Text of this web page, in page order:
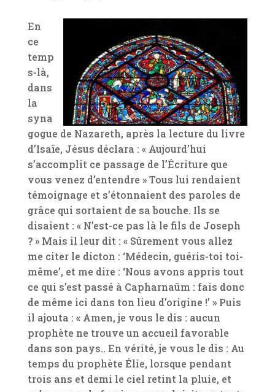
En
ce
temp
s-là,
dans
la
syna
gogue de Nazareth, après la lecture du livre
d’Isaïe, Jésus déclara : « Aujourd’hui
s’accomplit ce passage de l’Écriture que
vous venez d’entendre » Tous lui rendaient
témoignage et s’étonnaient des paroles de
grâce qui sortaient de sa bouche. Ils se
disaient : « N’est-ce pas là le fils de Joseph
? » Mais il leur dit : « Sûrement vous allez
me citer le dicton : ‘Médecin, guéris-toi toi-
même’, et me dire : ‘Nous avons appris tout
ce qui s’est passé à Capharnaüm : fais donc
de même ici dans ton lieu d’origine !’ » Puis
il ajouta : « Amen, je vous le dis : aucun
prophète ne trouve un accueil favorable
dans son pays.. En vérité, je vous le dis : Au
temps du prophète Élie, lorsque pendant
trois ans et demi le ciel retint la pluie, et